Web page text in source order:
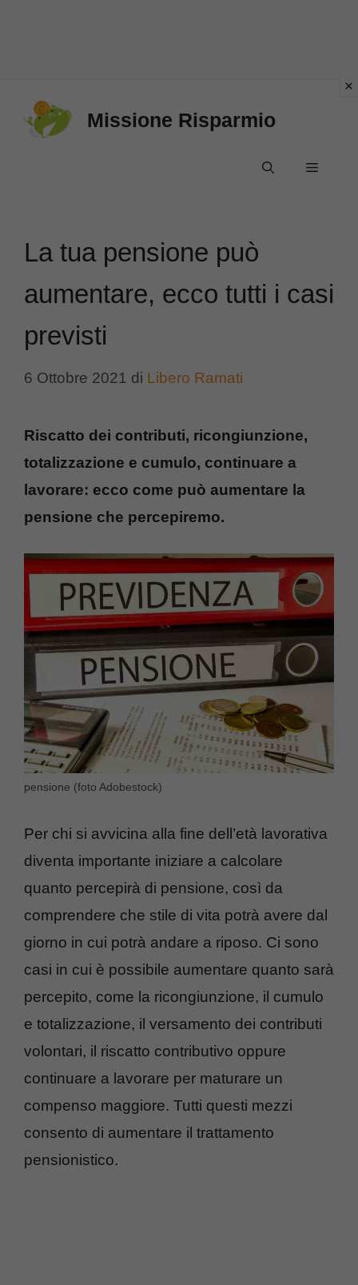
Missione Risparmio
Menu
La tua pensione può
aumentare, ecco tutti i casi
previsti
6 Ottobre 2021 di Libero Ramati
Riscatto dei contributi, ricongiunzione,
totalizzazione e cumulo, continuare a
lavorare: ecco come può aumentare la
pensione che percepiremo.
pensione (foto Adobestock)
Per chi si avvicina alla fine dell’età lavorativa
diventa importante iniziare a calcolare
quanto percepirà di pensione, così da
comprendere che stile di vita potrà avere dal
giorno in cui potrà andare a riposo. Ci sono
casi in cui è possibile aumentare quanto sarà
percepito, come la ricongiunzione, il cumulo
e totalizzazione, il versamento dei contributi
volontari, il riscatto contributivo oppure
continuare a lavorare per maturare un
compenso maggiore. Tutti questi mezzi
consento di aumentare il trattamento
pensionistico.